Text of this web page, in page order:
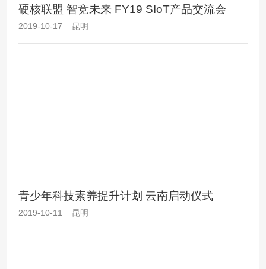
硬核联盟 智竞未来 FY19 SIoT产品交流会
2019-10-17 昆明
青少年科技素养提升计划 云南启动仪式
2019-10-11 昆明